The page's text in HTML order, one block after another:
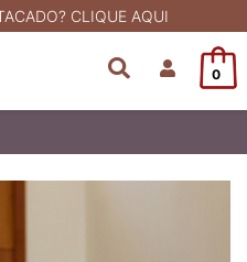
CLIQUE AQUI
0